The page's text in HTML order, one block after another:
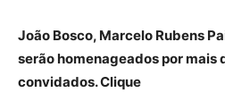
João Bosco, Marcelo Rubens
serão homenageados por mais
convidados. Clique